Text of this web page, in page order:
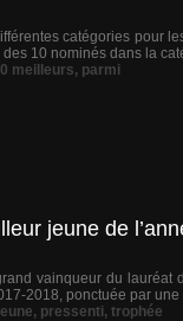
catégories pour
10 nominés dans la
meilleurs, parmi
jeune de
vainqueur du
2018, ponctuée par
, pressenti, trophée